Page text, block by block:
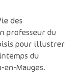
des
professeur du
pour illustrer
du
Mauges.